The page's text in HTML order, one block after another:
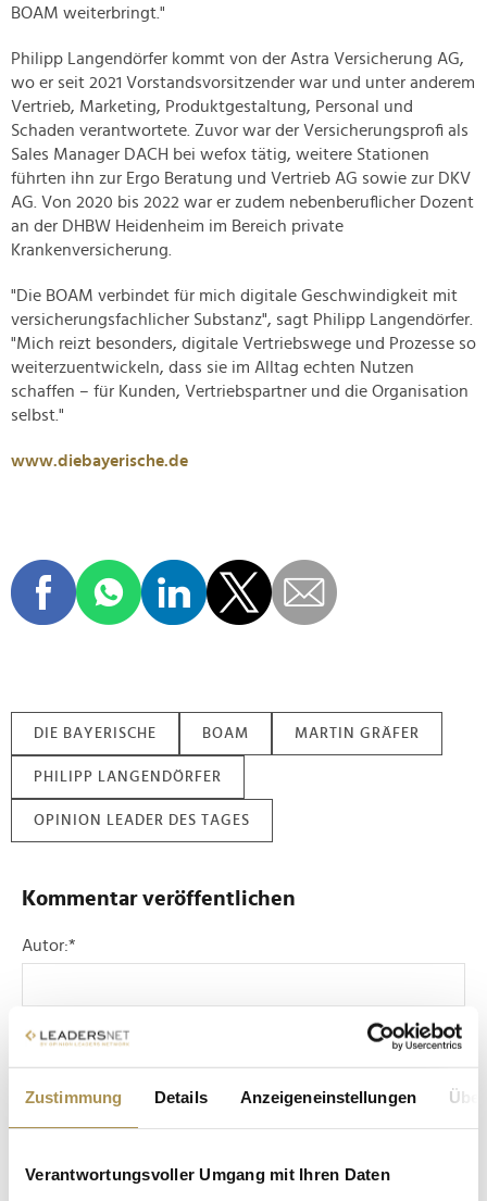
Zustimmung Details Anzeigeneinstellungen
Verantwortungsvoller Umgang mit Ihren Daten
BOAM weiterbringt."
Philipp Langendörfer kommt von der Astra Versicherung AG,
wo er seit 2021 Vorstandsvorsitzender war und unter anderem
Vertrieb, Marketing, Produktgestaltung, Personal und
Schaden verantwortete. Zuvor war der Versicherungsprofi als
Sales Manager DACH bei wefox tätig, weitere Stationen
führten ihn zur Ergo Beratung und Vertrieb AG sowie zur DKV
AG. Von 2020 bis 2022 war er zudem nebenberuflicher Dozent
an der DHBW Heidenheim im Bereich private
Krankenversicherung.
"Die BOAM verbindet für mich digitale Geschwindigkeit mit
versicherungsfachlicher Substanz", sagt Philipp Langendörfer.
"Mich reizt besonders, digitale Vertriebswege und Prozesse so
weiterzuentwickeln, dass sie im Alltag echten Nutzen
schaffen – für Kunden, Vertriebspartner und die Organisation
selbst."
www.diebayerische.de
DIE BAYERISCHE BOAM MARTIN GRÄFER
PHILIPP LANGENDÖRFER
OPINION LEADER DES TAGES
Kommentar veröffentlichen
Autor:*
Kommentar:*